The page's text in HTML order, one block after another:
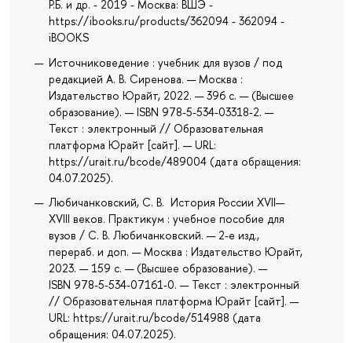
Р.Б. и др. - 2019 - Москва: ВШЭ -
https://ibooks.ru/products/362094 - 362094 -
iBOOKS
Источниковедение : учебник для вузов / под
редакцией А. В. Сиренова. — Москва :
Издательство Юрайт, 2022. — 396 с. — (Высшее
образование). — ISBN 978-5-534-03318-2. —
Текст : электронный // Образовательная
платформа Юрайт [сайт]. — URL:
https://urait.ru/bcode/489004 (дата обращения:
04.07.2025).
Любичанковский, С. В. История России XVII—
XVIII веков. Практикум : учебное пособие для
вузов / С. В. Любичанковский. — 2-е изд.,
перераб. и доп. — Москва : Издательство Юрайт,
2023. — 159 с. — (Высшее образование). —
ISBN 978-5-534-07161-0. — Текст : электронный
// Образовательная платформа Юрайт [сайт]. —
URL: https://urait.ru/bcode/514988 (дата
обращения: 04.07.2025).